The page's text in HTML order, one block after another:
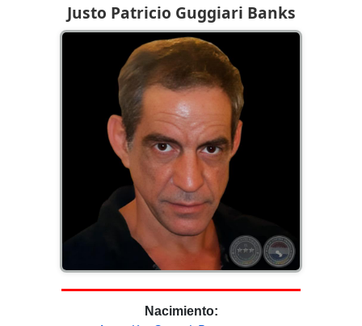
Justo Patricio Guggiari Banks
Nacimiento: